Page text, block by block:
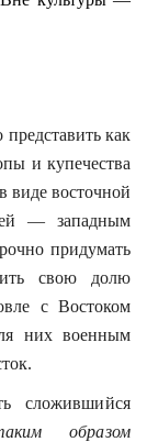
представитькак
и купечества
виде восточной
— западным
придумать
свою долю
с Востоком
них военным
сложившийся
образом